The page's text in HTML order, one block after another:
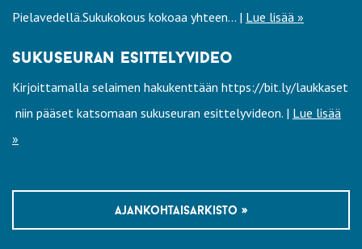
Pielavedellä.Sukukokous kokoaa yhteen... | Lue lisää »
sukuseuran esittelyvideo
Kirjoittamalla selaimen hakukenttään https://bit.ly/laukkaset
niin pääset katsomaan sukuseuran esittelyvideon. | Lue lisää
»
ajankohtaisarkisto »